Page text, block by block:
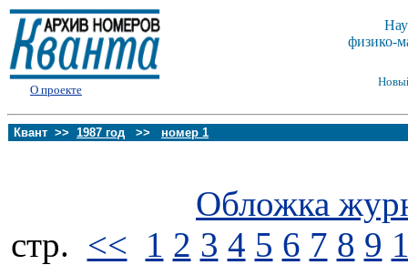
О проекте
физико-
Квант >> 1987 год >> номер 1
Обложка
стp. << 1 2 3 4 5 6 7 8 9